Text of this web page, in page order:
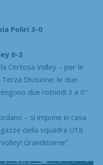
Poliri 3-0
0-3
Certosa Volley – per le
Divisione: le due
due rotondi 3 a 0″.
– si impone in casa
della squadra U18
Grandissime”.